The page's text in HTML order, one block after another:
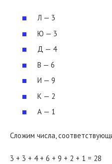
Л — 3
Ю — 3
Д — 4
В — 6
И — 9
К — 2
А — 1
Сложим числа,
3 + 3 + 4 + 6 + 9 + 2 + 1 = 28